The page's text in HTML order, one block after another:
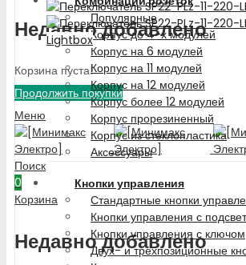
Недавно добавлено
Корзина пуста!
Продолжить покупки
Меню
Поиск
0
Корзина
Недавно добавлено
Популярные
Корпус до 4-х модулей
Корпус на 6 модулей
Корпус на 11 модулей
Корпус на 12 модулей
Корпус более 12 модулей
Корпус прорезиненный
Корпус из стеклопластика
Аксессуары
Кнопки управления
Стандартные кнопки
Кнопки управления с
Кнопки управления с ключом
Двух- и трехпозиционные
Lightbox